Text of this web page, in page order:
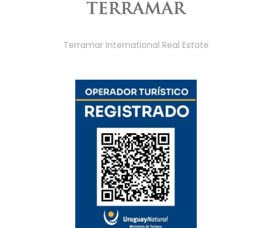
Terramar International Real Estate